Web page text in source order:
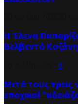
Η Έλενα
Βελβεντό
0
Μετά τους τρεις
εποχικοί